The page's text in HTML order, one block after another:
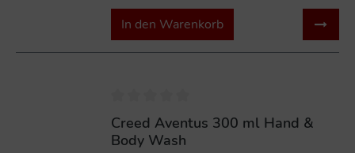
In den Warenkorb
Creed Aventus 300 ml Hand &
Body Wash